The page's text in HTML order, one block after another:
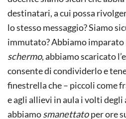
destinatari, a cui possa
lo stesso messaggio? Siamo
immutato? Abbiamo imparato
schermo, abbiamo scaricato
consente di condividerlo e
finestrella che – piccoli come
e agli allievi in aula i volti
abbiamosmanettatoper ore